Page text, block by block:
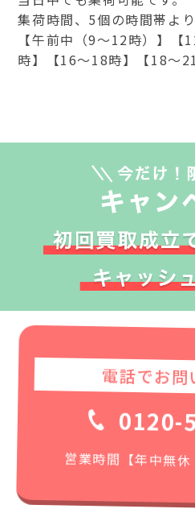
集荷時間、5個の時間帯より
【午前中（9～12時）】
時】【16～18時】【18～21
電話でお問
0120-
営業時間【年中無